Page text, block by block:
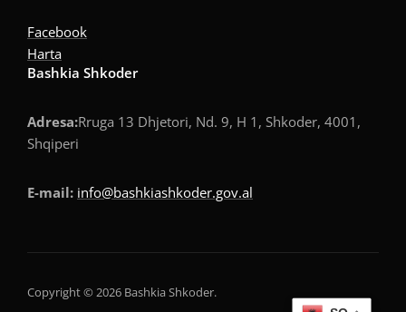
Facebook
Harta
Bashkia Shkoder
Adresa:Rruga 13 Dhjetori, Nd. 9, H 1, Shkoder, 4001,
Shqiperi
E-mail: info@bashkiashkoder.gov.al
Copyright © 2026 Bashkia Shkoder.